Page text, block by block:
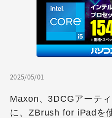
2025/05/01
Maxon、3DCGアーテ
に、ZBrush for iPadを